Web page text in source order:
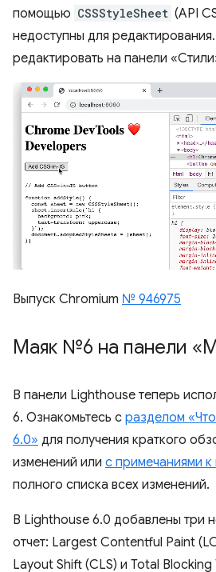
помощью CSSStyleSheet (API
недоступны для
редактировать на панели
Выпуск Chromium № 946975
Маяк №6 на панели
В панели Lighthouse теперь
6. Ознакомьтесь с разделом
6.0» для получения краткого
изменений или с примечаниями к
полного списка всех изменений.
В Lighthouse 6.0 добавлены три
отчет: Largest Contentful Paint
Layout Shift (CLS) и Total Blocking